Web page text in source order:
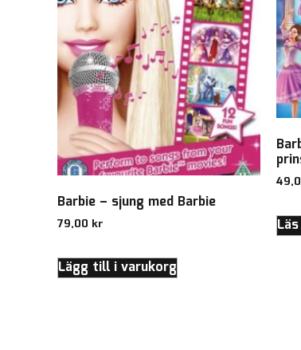
Barbie – sjung med Barbie
79,00 kr
Lägg till i varukorg